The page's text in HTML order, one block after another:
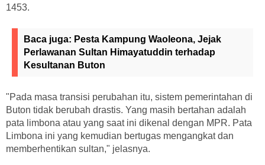
1453.
Baca juga: Pesta Kampung Waoleona, Jejak
Perlawanan Sultan Himayatuddin terhadap
Kesultanan Buton
"Pada masa transisi perubahan itu, sistem pemerintahan di
Buton tidak berubah drastis. Yang masih bertahan adalah
pata limbona atau yang saat ini dikenal dengan MPR. Pata
Limbona ini yang kemudian bertugas mengangkat dan
memberhentikan sultan," jelasnya.